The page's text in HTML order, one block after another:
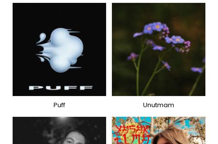
Puff Unutmam